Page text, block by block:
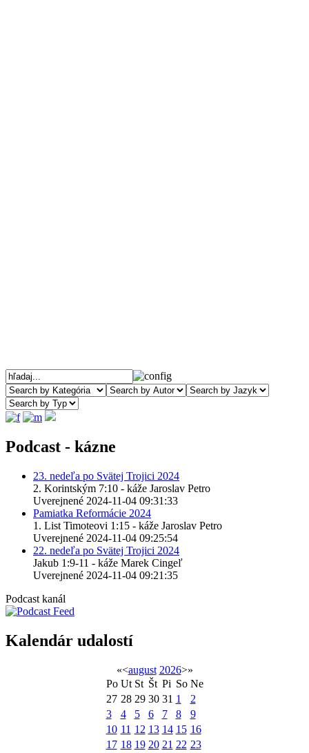
Podcast - kázne
23. nedeľa po Svätej Trojici 2024
2. Korintským 7:10 - káže Jaroslav Petro
Uverejnené 2024-11-04 09:31:33
Pamiatka Reformácie 2024
1. List Timoteovi 1:15 - káže Jaroslav Petro
Uverejnené 2024-11-04 09:25:54
22. nedeľa po Svätej Trojici 2024
Jakub 1:9-11 - káže Marek Cingeľ
Uverejnené 2024-11-04 09:21:35
Podcast kanál
Kalendár udalostí
«<august 2026>»
Po Ut St Št Pi So Ne
27 28 29 30 31 1
2
3
4 5 6 7 8
9
10 11 12 13 14 15 16
17 18 19 20 21 22 23